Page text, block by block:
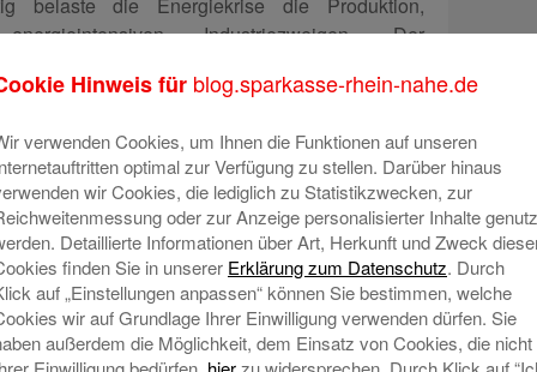
Industriezweigen. Der
das reale Bruttoinlandsprodukt (BIP) in
um 1,7 Prozent steigt, für 2023 erwartet er
Inflation in Deutschland im Oktober 2022 den
Jahre“, so Schnitzer. „Die steigenden
die Verbraucherinnen und Verbraucher
antreibt.“ Der Sachverständigenrat
Hinweis für blog.sparkasse-rhein-nahe.de
verwenden Cookies, um Ihnen die Funktionen auf unseren
optimal zur Verfügung zu stellen. Darüber hinaus
wir Cookies, die lediglich zu Statistikzwecken, zur
oder zur Anzeige personalisierter Inhalte
Detaillierte Informationen über Art, Herkunft und Zweck
finden Sie in unserer Erklärung zum Datenschutz. Durch
auf „Einstellungen anpassen“ können Sie bestimmen, welche
wir auf Grundlage Ihrer Einwilligung verwenden dürfen. Sie
außerdem die Möglichkeit, dem Einsatz von Cookies, die nicht